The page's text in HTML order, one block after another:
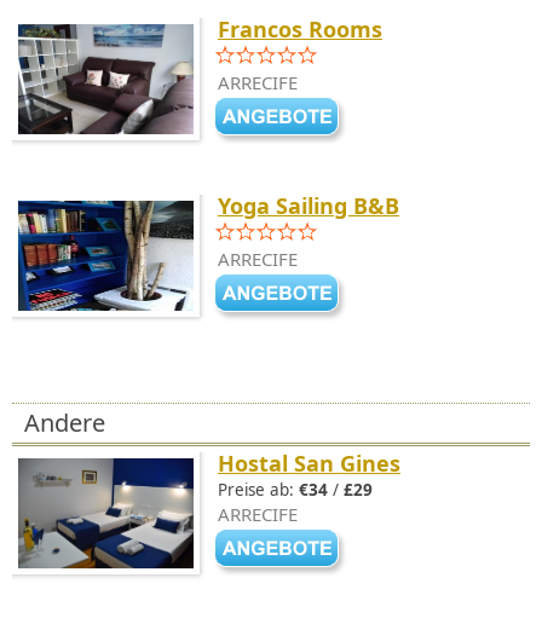
Francos Rooms
ARRECIFE
Yoga Sailing B&B
ARRECIFE
Andere
Hostal San Gines
Preise ab: €34 / £29
ARRECIFE